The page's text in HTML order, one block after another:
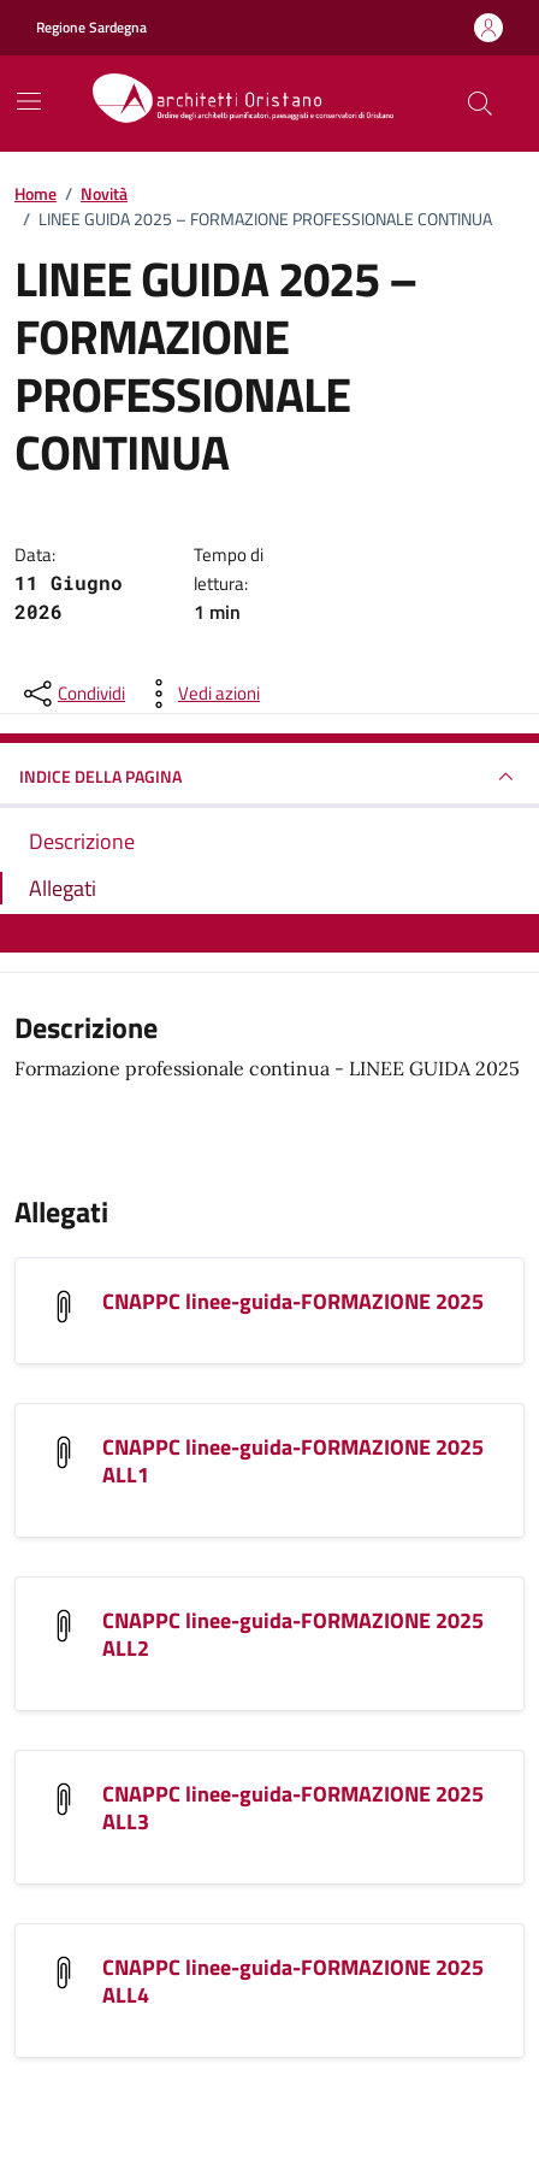
Regione Sardegna
Home / Novità
/ LINEE GUIDA 2025 – FORMAZIONE PROFESSIONALE CONTINUA
LINEE GUIDA 2025 –
FORMAZIONE
PROFESSIONALE
CONTINUA
Data:
11 Giugno
2026
Tempo di
lettura:
1 min
Condividi Vedi azioni
INDICE DELLA PAGINA
Descrizione
Allegati
Descrizione
Formazione professionale continua - LINEE GUIDA 2025
Allegati
CNAPPC linee-guida-FORMAZIONE 2025
CNAPPC linee-guida-FORMAZIONE 2025
ALL1
CNAPPC linee-guida-FORMAZIONE 2025
ALL2
CNAPPC linee-guida-FORMAZIONE 2025
ALL3
CNAPPC linee-guida-FORMAZIONE 2025
ALL4